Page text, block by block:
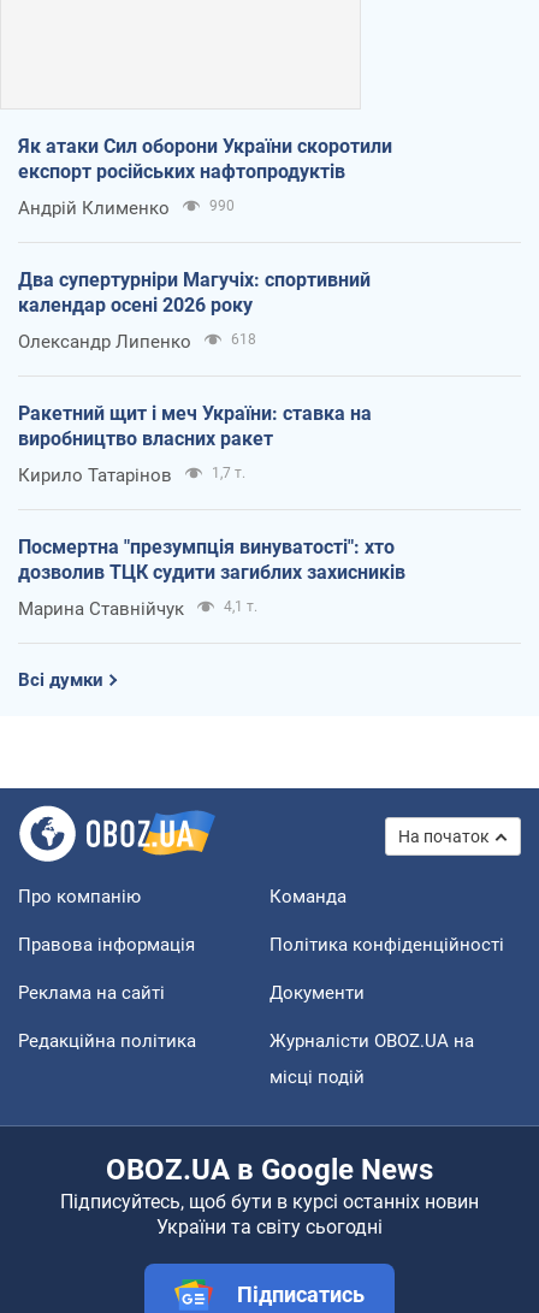
Як атаки Сил оборони України скоротили
експорт російських нафтопродуктів
Андрій Клименко 990
Два супертурніри Магучіх: спортивний
календар осені 2026 року
Олександр Липенко 618
Ракетний щит і меч України: ставка на
виробництво власних ракет
Кирило Татарінов 1,7 т.
Посмертна "презумпція винуватості": хто
дозволив ТЦК судити загиблих захисників
Марина Ставнійчук 4,1 т.
Всі думки
На початок
Про компанію Команда
Правова інформація Політика конфіденційності
Реклама на сайті Документи
Редакційна політика
Журналісти OBOZ.UA на
місці подій
OBOZ.UA в Google News
Підписуйтесь, щоб бути в курсі останніх новин
України та світу сьогодні
Підписатись